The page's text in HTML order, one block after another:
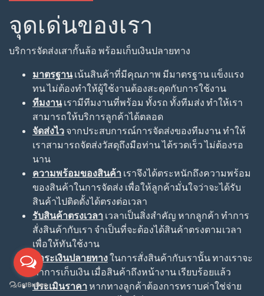
จุดเด่นของเรา
บริการจัดส่งเสากั้นล้อ พร้อมเก็บเงินปลายทาง
มาตรฐานเน้นสินค้าที่มีคุณภาพ มีมาตรฐาน แข็งแรง
ทน ไม่ต้องทำให้ผู้ใช้งานต้องสะดุดกับการใช้งาน
ทีมงานเรามีทีมงานที่พร้อม ทั้งรถ ทั้งทีมส่ง ทำให้เรา
สามารถให้บริการลูกค้าได้ตลอด
จัดส่งไว จากประสบการณ์การจัดส่งของทีมงาน ทำให้
เราสามารถจัดส่งวัสดุถึงมือท่าน ได้รวดเร็ว ไม่ต้องรอ
นาน
ความพร้อมของสินค้า เราจึงได้ตระหนักถึงความพร้อม
ของสินค้าในการจัดส่ง เพื่อให้ลูกค้ามั่นใจว่าจะได้รับ
สินค้าไปติดตั้งได้ตรงต่อเวลา
รับสินค้าตรงเวลา เวลาเป็นสิ่งสำคัญ หากลูกค้า ทำการ
สั่งสินค้ากับเรา จำเป็นที่จะต้องได้สินค้าตรงตามเวลา
เพื่อให้ทันใช้งาน
ชำระเงินปลายทางในการสั่งสินค้ากับเรานั้น ทางเราจะ
ทำการเก็บเงิน เมื่อสินค้าถึงหน้างาน เรียบร้อยแล้ว
ประเมินราคา หากทางลูกค้าต้องการทราบค่าใช่จ่าย